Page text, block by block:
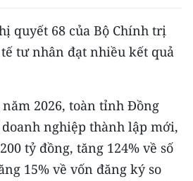
quyết 68 của Bộ Chính trị
tư nhân đạt nhiều kết quả
2026, toàn tỉnh Đồng
doanh nghiệp thành lập mới,
tỷ đồng, tăng 124% về số
15% về vốn đăng ký so